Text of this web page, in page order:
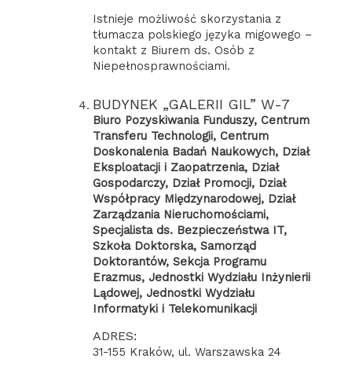
Istnieje możliwość skorzystania z
tłumacza polskiego języka migowego –
kontakt z Biurem ds. Osób z
Niepełnosprawnościami.
BUDYNEK „GALERII GIL” W-7
Biuro Pozyskiwania Funduszy, Centrum
Transferu Technologii, Centrum
Doskonalenia Badań Naukowych, Dział
Eksploatacji i Zaopatrzenia, Dział
Gospodarczy, Dział Promocji, Dział
Współpracy Międzynarodowej, Dział
Zarządzania Nieruchomościami,
Specjalista ds. Bezpieczeństwa IT,
Szkoła Doktorska, Samorząd
Doktorantów, Sekcja Programu
Erazmus, Jednostki Wydziału Inżynierii
Lądowej, Jednostki Wydziału
Informatyki i Telekomunikacji
ADRES:
31-155 Kraków, ul. Warszawska 24